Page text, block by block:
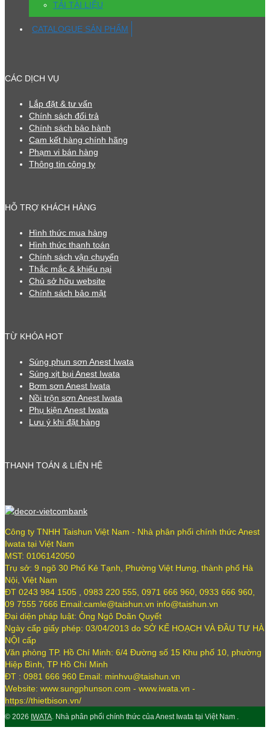
TẢI TÀI LIỆU
CATALOGUE SẢN PHẨM
CÁC DỊCH VỤ
Lắp đặt & tư vấn
Chính sách đổi trả
Chính sách bảo hành
Cam kết hàng chính hãng
Phạm vi bán hàng
Thông tin công ty
HỖ TRỢ KHÁCH HÀNG
Hình thức mua hàng
Hình thức thanh toán
Chính sách vận chuyển
Thắc mắc & khiếu nại
Chủ sở hữu website
Chính sách bảo mật
TỪ KHÓA HOT
Súng phun sơn Anest Iwata
Súng xịt bụi Anest Iwata
Bơm sơn Anest Iwata
Nồi trộn sơn Anest Iwata
Phụ kiện Anest Iwata
Lưu ý khi đặt hàng
THANH TOÁN & LIÊN HỆ
Công ty TNHH Taishun Việt Nam - Nhà phân phối chính thức Anest
Iwata tại Việt Nam
MST: 0106142050
Trụ sở: 9 ngõ 30 Phố Kẻ Tạnh, Phường Việt Hưng, thành phố Hà
Nội, Việt Nam
ĐT 0243 984 1505 , 0983 220 555, 0971 666 960, 0933 666 960,
09 7555 7666 Email:camle@taishun.vn info@taishun.vn
Đại diện pháp luật: Ông Ngô Doãn Quyết
Ngày cấp giấy phép: 03/04/2013 do SỞ KẾ HOẠCH VÀ ĐẦU TƯ HÀ
NỘI cấp
Văn phòng TP. Hồ Chí Minh: 6/4 Đường số 15 Khu phố 10, phường
Hiệp Bình, TP Hồ Chí Minh
ĐT : 0981 666 960 Email: minhvu@taishun.vn
Website: www.sungphunson.com - www.iwata.vn -
https://thietbison.vn/
© 2026 IWATA. Nhà phân phối chính thức của Anest Iwata tại Việt Nam .